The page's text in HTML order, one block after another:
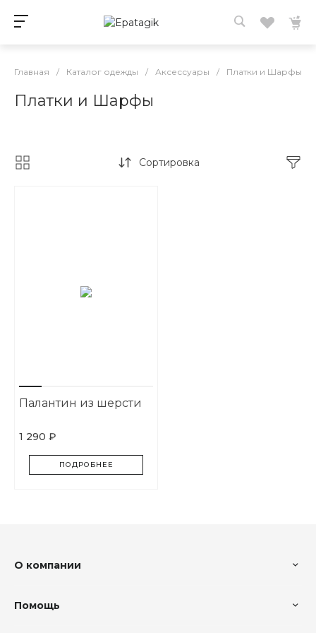
Главная / Каталог одежды / Аксессуары / Платки и Шарфы
Платки и Шарфы
Сортировка
Палантин из шерсти
1 290 ₽
ПОДРОБНЕЕ
О компании
Помощь